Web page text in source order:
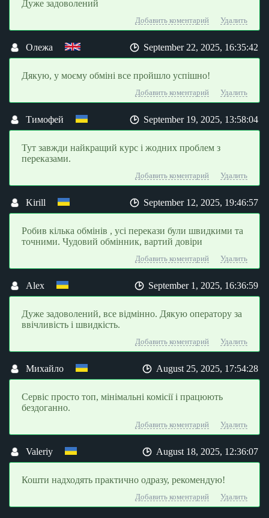
Дуже задоволений
Добавить коментарий Удалить
Олежа September 22, 2025, 16:35:42
Дякую, у моєму обміні все пройшло успішно!
Добавить коментарий Удалить
Тимофей September 19, 2025, 13:58:04
Тут завжди найкращий курс і жодних проблем з
переказами.
Добавить коментарий Удалить
Kirill September 12, 2025, 19:46:57
Робив кілька обмінів , усі перекази були швидкими та
точними. Чудовий обмінник, вартий довіри
Добавить коментарий Удалить
Alex September 1, 2025, 16:36:59
Дуже задоволений, все відмінно. Дякую оператору за
ввічливість і швидкість.
Добавить коментарий Удалить
Михайло August 25, 2025, 17:54:28
Сервіс просто топ, мінімальні комісії і працюють
бездоганно.
Добавить коментарий Удалить
Valeriy August 18, 2025, 12:36:07
Кошти надходять практично одразу, рекомендую!
Добавить коментарий Удалить